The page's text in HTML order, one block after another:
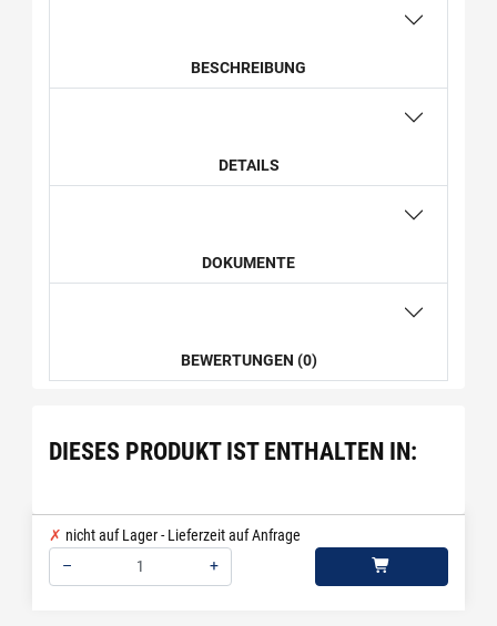
BESCHREIBUNG
DETAILS
DOKUMENTE
BEWERTUNGEN (0)
DIESES PRODUKT IST ENTHALTEN IN:
nicht auf Lager - Lieferzeit auf Anfrage
–
+